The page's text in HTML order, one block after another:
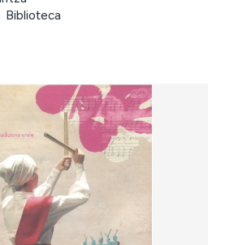
Biblioteca